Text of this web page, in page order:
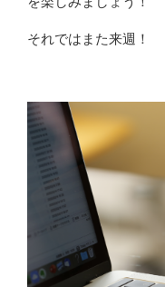
それではまた来週！